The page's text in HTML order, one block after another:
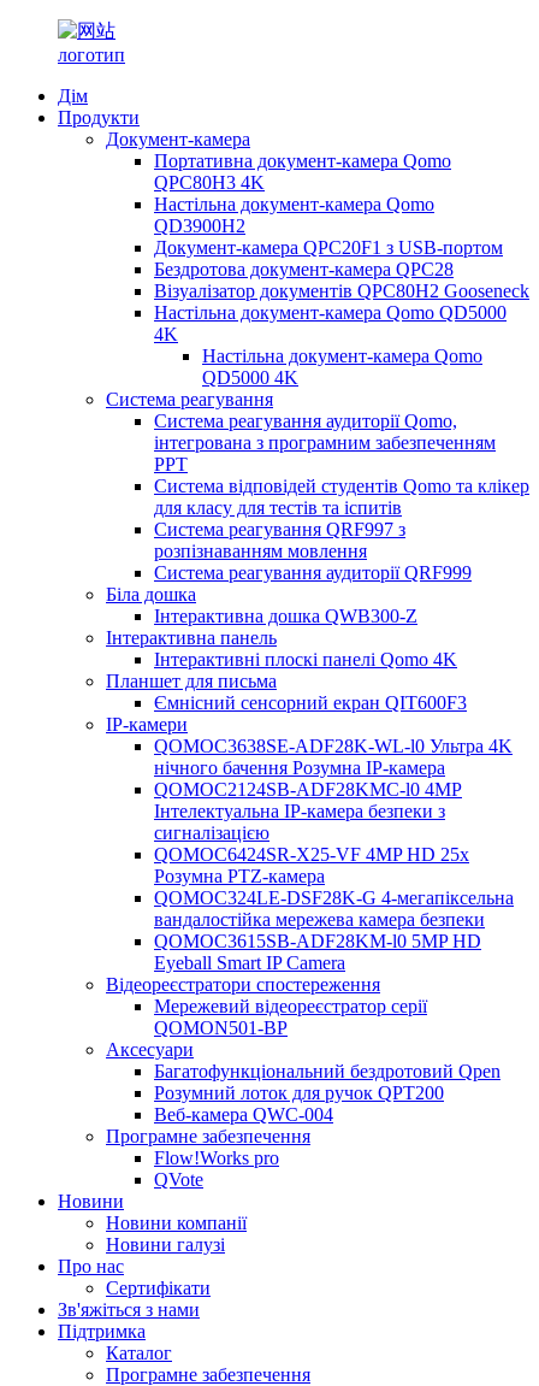
Дім
Продукти
Документ-камера
Портативна документ-камера Qomo
QPC80H3 4K
Настільна документ-камера Qomo
QD3900H2
Документ-камера QPC20F1 з USB-портом
Бездротова документ-камера QPC28
Візуалізатор документів QPC80H2 Gooseneck
Настільна документ-камера Qomo QD5000
4K
Настільна документ-камера Qomo
QD5000 4K
Система реагування
Система реагування аудиторії Qomo,
інтегрована з програмним забезпеченням
PPT
Система відповідей студентів Qomo та клікер
для класу для тестів та іспитів
Система реагування QRF997 з
розпізнаванням мовлення
Система реагування аудиторії QRF999
Біла дошка
Інтерактивна дошка QWB300-Z
Інтерактивна панель
Інтерактивні плоскі панелі Qomo 4K
Планшет для письма
Ємнісний сенсорний екран QIT600F3
IP-камери
QOMOC3638SE-ADF28K-WL-l0 ​​Ультра 4K
нічного бачення Розумна IP-камера
QOMOC2124SB-ADF28KMC-l0 4MP
Інтелектуальна IP-камера безпеки з
сигналізацією
QOMOC6424SR-X25-VF 4MP HD 25x
Розумна PTZ-камера
QOMOC324LE-DSF28K-G 4-мегапіксельна
вандалостійка мережева камера безпеки
QOMOC3615SB-ADF28KM-l0 5MP HD
Eyeball Smart IP Camera
Відеореєстратори спостереження
Мережевий відеореєстратор серії
QOMON501-BP
Аксесуари
Багатофункціональний бездротовий Qpen
Розумний лоток для ручок QPT200
Веб-камера QWC-004
Програмне забезпечення
Flow!Works pro
QVote
Новини
Новини компанії
Новини галузі
Про нас
Сертифікати
Зв'яжіться з нами
Підтримка
Каталог
Програмне забезпечення